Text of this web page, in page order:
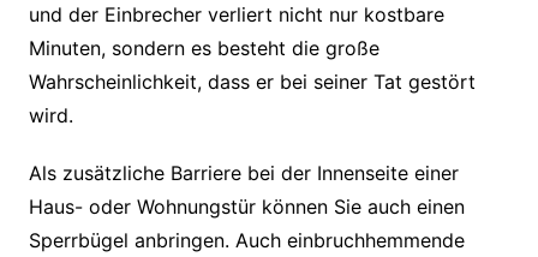
und der Einbrecher verliert nicht nur kostbare
Minuten, sondern es besteht die große
Wahrscheinlichkeit, dass er bei seiner Tat gestört
wird.
Als zusätzliche Barriere bei der Innenseite einer
Haus- oder Wohnungstür können Sie auch einen
Sperrbügel anbringen. Auch einbruchhemmende